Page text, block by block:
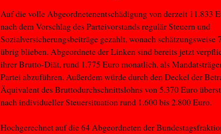
Auf die volle Abgeordnetenentschädigung von derzeit 11.833
nach dem Vorschlag des Parteivorstands regulär Steuern und
Sozialversicherungsbeiträge gezahlt, wonach schätzungsweise
übrig blieben. Abgeordnete der Linken sind bereits jetzt
ihrer Brutto-Diät, rund 1.775 Euro monatlich, als
Partei abzuführen. Außerdem würde durch den Deckel der
Äquivalent des Bruttodurchschnittslohns von 5.370 Euro
nach individueller Steuersituation rund 1.600 bis 2.800 Euro.
Hochgerechnet auf die 64 Abgeordneten der